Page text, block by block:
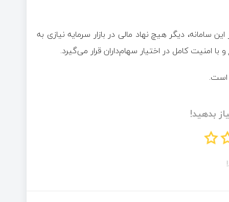
سامانه، دیگر هیچ نهاد مالی در بازار سرمایه نیازی به
امنیت کامل در اختیار سهام‌داران قرار می‌گیرد.
است.
بدهید!